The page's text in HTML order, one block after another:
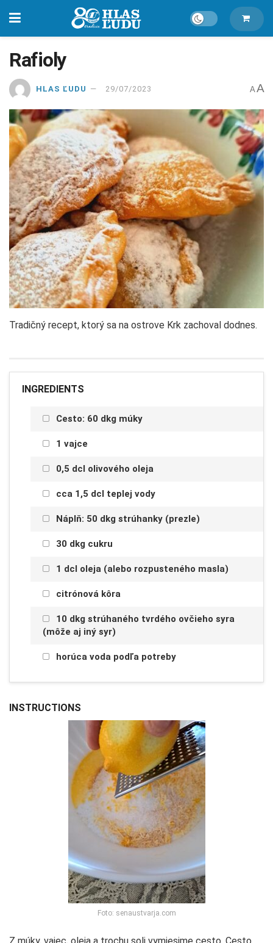
Rafioly
HLAS ĽUDU 29/07/2023 A A
Tradičný recept, ktorý sa na ostrove Krk zachoval dodnes.
INGREDIENTS
Cesto: 60 dkg múky
1 vajce
0,5 dcl olivového oleja
cca 1,5 dcl teplej vody
Náplň: 50 dkg strúhanky (prezle)
30 dkg cukru
1 dcl oleja (alebo rozpusteného masla)
citrónová kôra
10 dkg strúhaného tvrdého ovčieho syra
(môže aj iný syr)
horúca voda podľa potreby
INSTRUCTIONS
Foto: senaustvarja.com